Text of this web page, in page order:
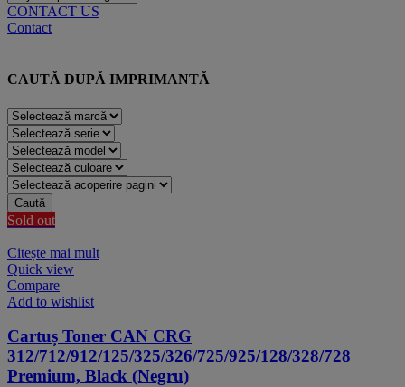
CONTACT US
Contact
CAUTĂ DUPĂ IMPRIMANTĂ
Caută
Sold out
Citește mai mult
Quick view
Compare
Add to wishlist
Cartuș Toner CAN CRG
312/712/912/125/325/326/725/925/128/328/728
Premium, Black (Negru)